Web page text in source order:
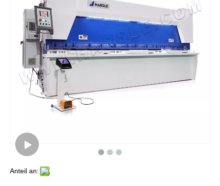
Anteil an: